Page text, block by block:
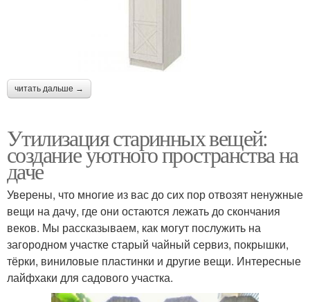
читать дальше →
Утилизация старинных вещей:
создание уютного пространства на
даче
Уверены, что многие из вас до сих пор отвозят ненужные
вещи на дачу, где они остаются лежать до скончания
веков. Мы рассказываем, как могут послужить на
загородном участке старый чайный сервиз, покрышки,
тёрки, виниловые пластинки и другие вещи. Интересные
лайфхаки для садового участка.